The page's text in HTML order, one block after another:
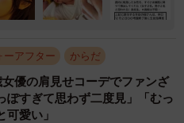
ーアフター からだ
優の肩見せコーデでファンざ
すぎて思わず二度見」「むっ
可愛い」